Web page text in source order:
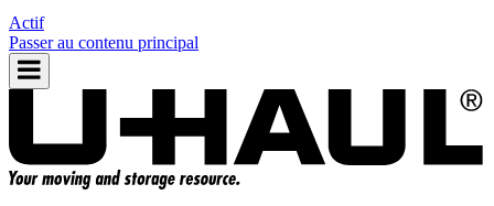
Actif
Passer au contenu principal